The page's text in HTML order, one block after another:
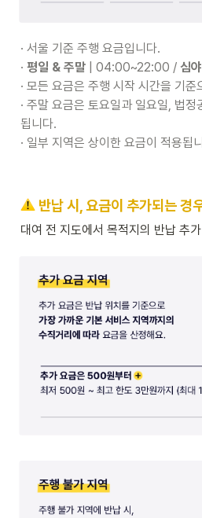
· 서울 기준 주행 요금입니다.
· 평일 & 주말 | 04:00~22:00 / 심야
· 모든 요금은 주행 시작 시간을 기준
· 주말 요금은 토요일과 일요일, 법
됩니다.
· 일부 지역은 상이한 요금이 적용됩
반납 시, 요금이 추가되는 경
대여 전 지도에서 목적지의 반납 추